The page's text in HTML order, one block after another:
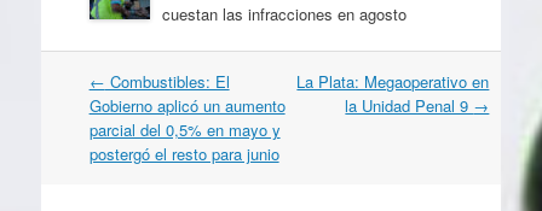
cuestan las infracciones en agosto
Navegación
por
artículos
← Combustibles: El
Gobierno aplicó un aumento
parcial del 0,5% en mayo y
postergó el resto para junio
La Plata: Megaoperativo en
la Unidad Penal 9 →